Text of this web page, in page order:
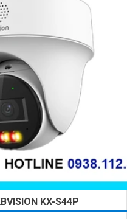
KX-S44P